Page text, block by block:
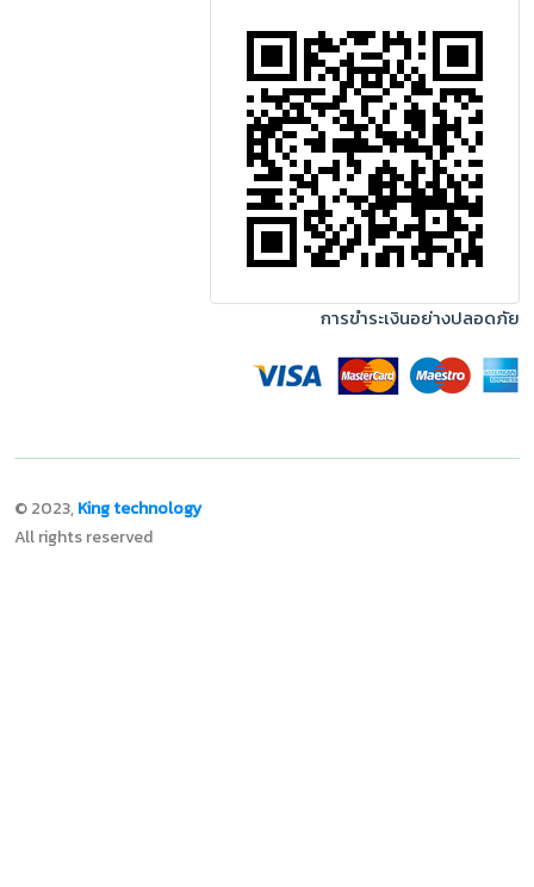
การขำระเงินอย่างปลอดภัย
© 2023,King technology
All rights reserved